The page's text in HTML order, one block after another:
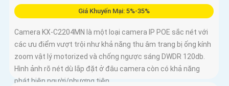
Giá Khuyến Mại: 5%-35%
Camera KX-C2204MN là một loại camera IP POE sắc nét với
các ưu điểm vượt trội như khả năng thu âm trang bị ống kính
zoom vật lý motorized và chống ngược sáng DWDR 120db.
Hình ảnh rõ nét dù lắp đặt ở đâu camera còn có khả năng
phát hiện người/phương tiện